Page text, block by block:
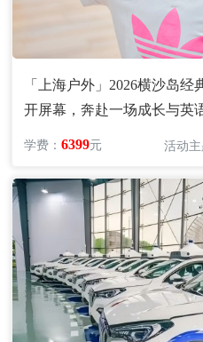
「上海户外」2026横沙岛
开屏幕，奔赴一场成长与英
学费：6399元 活动主